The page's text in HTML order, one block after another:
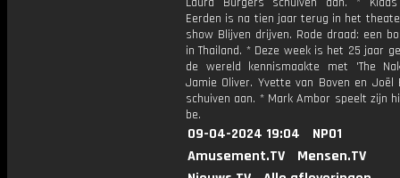
Eerden is na tien jaar terug in het
show Blijven drijven. Rode draad: een
in Thailand. * Deze week is het 25 jaar
de wereld kennismaakte met 'The
Jamie Oliver. Yvette van Boven en Joël
schuiven aan. * Mark Ambor speelt zijn
be.
09-04-2024 19:04
NPO1
Amusement.TV
Mensen.TV